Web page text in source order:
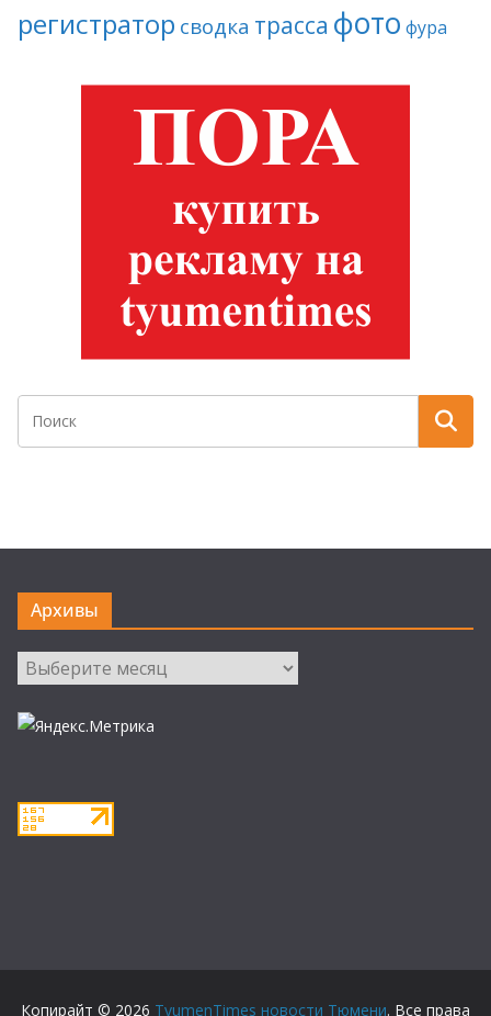
регистратор сводка трасса фото фура
Архивы
Архивы
Копирайт © 2026 TyumenTimes новости Тюмени. Все права